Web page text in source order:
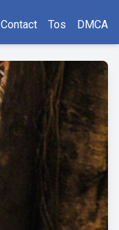
Contact Tos DMCA